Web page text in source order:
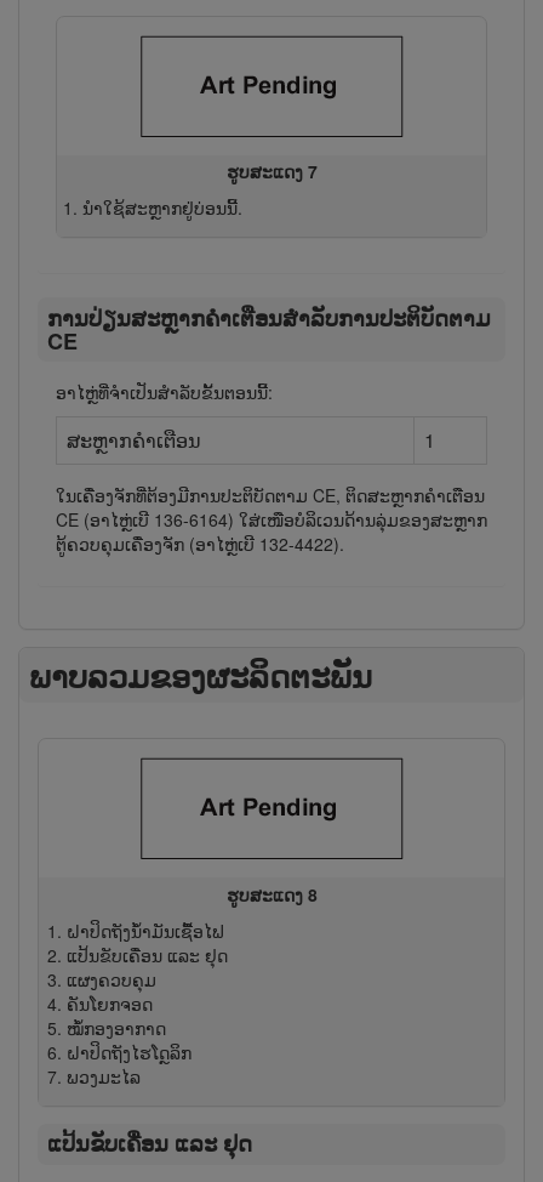
ຮູບສະແດງ 7
ນຳໃຊ້ສະ​ຫຼາກຢູ່​ບ່ອນ​ນີ້.
ການ​ປ່ຽນສະ​ຫຼາກ​ຄຳ​ເຕືອນ​ສຳ​ລັບ​ການ​ປະ​ຕິ​ບັດ​ຕາມ
CE
ອາໄຫຼ່ທີ່ຈຳເປັນສຳລັບຂັ້ນຕອນນີ້:
ສະຫຼາກຄຳເຕືອນ 1
ໃນ​ເຄື່ອງ​ຈັກ​ທີ່​ຕ້ອງ​ມີ​ການ​ປະ​ຕິ​ບັດ​ຕາມ CE, ຕິດ​ສະ​ຫຼາກ​ຄຳ​ເຕືອນ
CE (ອາ​ໄຫຼ່​ເບີ 136-6164) ໃສ່​ເໜືອ​ບໍ​ລິ​ເວນ​ດ້ານ​ລຸ່ມ​ຂອງ​ສະ​ຫຼາກ​
ຕູ້​ຄວບ​ຄຸມ​ເຄື່ອງ​ຈັກ (ອາ​ໄຫຼ່​ເບີ 132-4422).
ພາບລວມຂອງຜະລິດຕະພັນ
ຮູບສະແດງ 8
ຝາປິດຖັງນໍ້າມັນເຊື້ອໄຟ
ແປ້ນຂັບເຄື່ອນ ແລະ ຢຸດ
ແຜງ​ຄວບ​ຄຸມ
ຄັນໂຍກ​ຈອດ
ໝໍ້​ກອງ​ອາ​ກາດ
ຝາປິດຖັງໄຮໂດຼລິກ
ພວງມະໄລ
ແປ້ນຂັບເຄື່ອນ ແລະ ຢຸດ